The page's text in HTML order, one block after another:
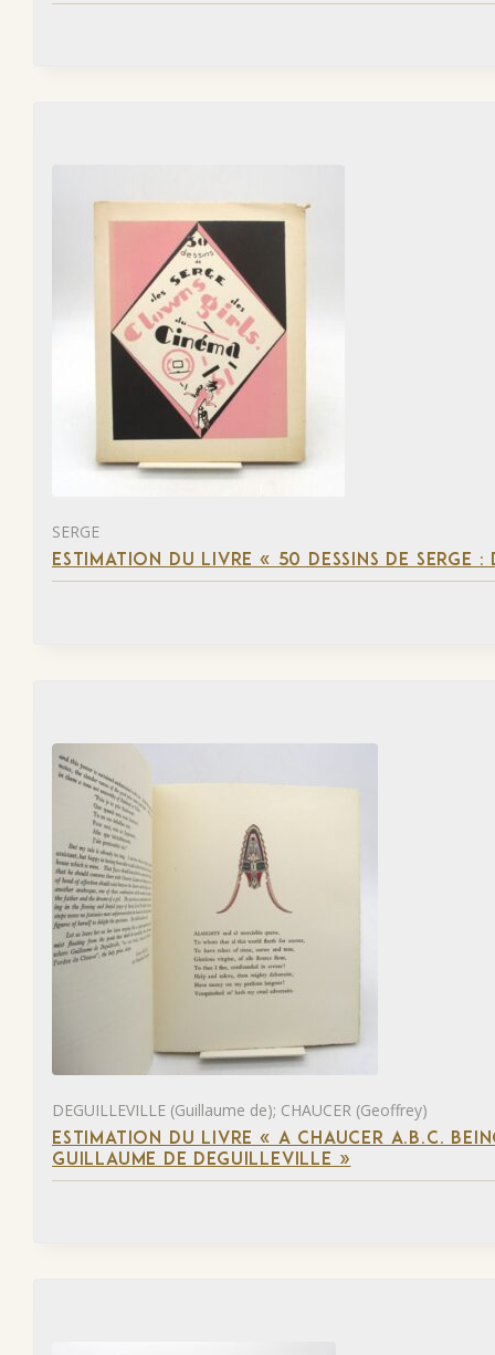
SERGE
ESTIMATION DU LIVRE « 50 DESSINS DE SERGE
DEGUILLEVILLE (Guillaume de); CHAUCER (Geoffrey)
ESTIMATION DU LIVRE « A CHAUCER A.B.C.
GUILLAUME DE DEGUILLEVILLE »